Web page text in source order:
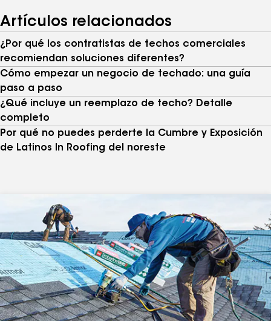
Artículos relacionados
¿Por qué los contratistas de techos comerciales
recomiendan soluciones diferentes?
Cómo empezar un negocio de techado: una guía
paso a paso
¿Qué incluye un reemplazo de techo? Detalle
completo
Por qué no puedes perderte la Cumbre y Exposición
de Latinos In Roofing del noreste